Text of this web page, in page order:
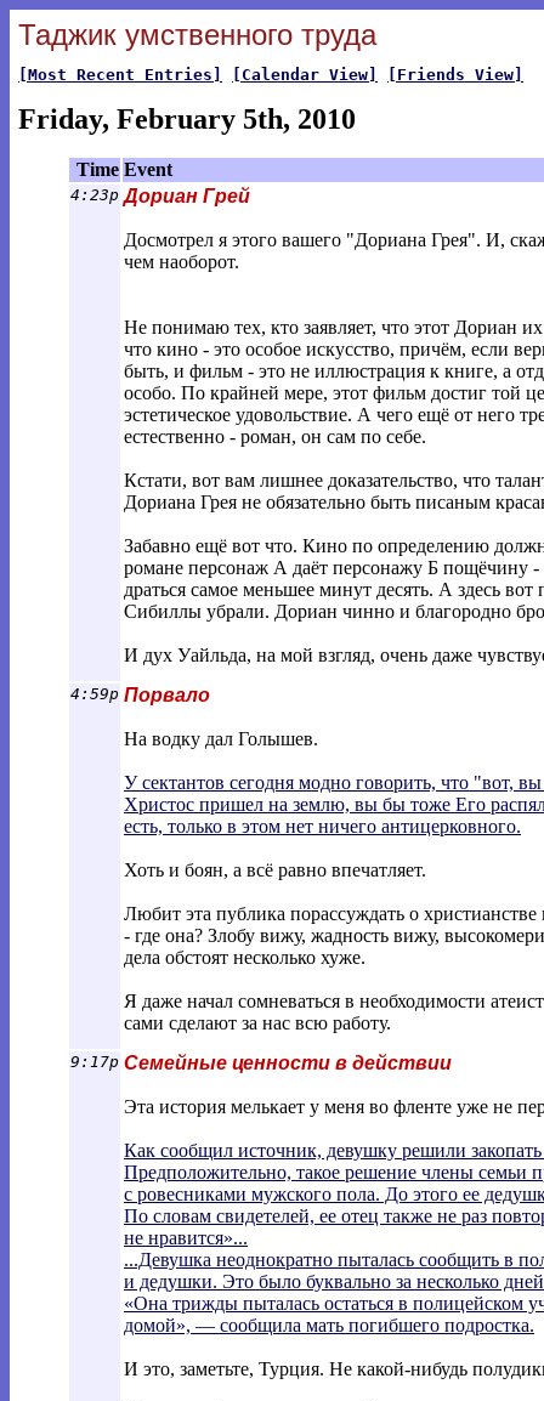
Таджик умственного труда
[Most Recent Entries] [Calendar View] [Friends View]
Friday, February 5th, 2010
Time Event
4:23p Дориан Грей
Досмотрел я этого вашего "Дориана Грея". И,
чем наоборот.
Не понимаю тех, кто заявляет, что этот Дориан
что кино - это особое искусство, причём, если
быть, и фильм - это не иллюстрация к книге, а
особо. По крайней мере, этот фильм достиг той
эстетическое удовольствие. А чего ещё от него
естественно - роман, он сам по себе.
Кстати, вот вам лишнее доказательство, что
Дориана Грея не обязательно быть писаным
Забавно ещё вот что. Кино по определению
романе персонаж А даёт персонажу Б пощёчину -
драться самое меньшее минут десять. А здесь
Сибиллы убрали. Дориан чинно и благородно
И дух Уайльда, на мой взгляд, очень даже
4:59p Порвало
На водку дал Голышев.
У сектантов сегодня модно говорить, что "вот,
Христос пришел на землю, вы бы тоже Его
есть, только в этом нет ничего антицерковного.
Хоть и боян, а всё равно впечатляет.
Любит эта публика порассуждать о
- где она? Злобу вижу, жадность вижу,
дела обстоят несколько хуже.
Я даже начал сомневаться в необходимости
сами сделают за нас всю работу.
9:17p Семейные ценности в действии
Эта история мелькает у меня во фленте уже не
Как сообщил источник, девушку решили
Предположительно, такое решение члены семьи
с ровесниками мужского пола. До этого ее
По словам свидетелей, ее отец также не раз
не нравится»...
...Девушка неоднократно пыталась сообщить в
и дедушки. Это было буквально за несколько
«Она трижды пыталась остаться в полицейском
домой», — сообщила мать погибшего подростка.
И это, заметьте, Турция. Не какой-нибудь